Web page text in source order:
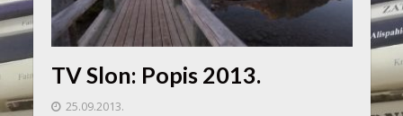
TV Slon: Popis 2013.
25.09.2013.